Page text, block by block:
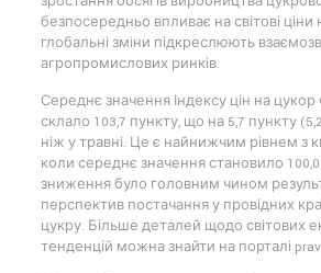
безпосередньо впливає на світові ціни
глобальні зміни підкреслюють
агропромислових ринків.
Середнє значення Індексу цін на
склало 103,7 пункту, що на 5,7 пункту
ніж у травні. Це є найнижчим рівнем з
коли середнє значення становило 100,0
зниження було головним чином
перспектив постачання у провідних
цукру. Більше деталей щодо світових
тенденцій можна знайти на порталі